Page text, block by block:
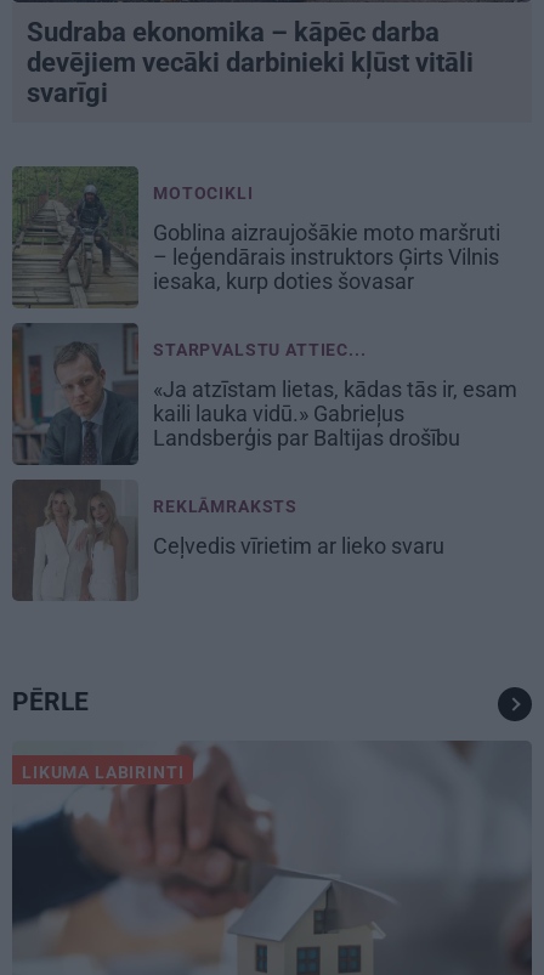
Sudraba ekonomika – kāpēc darba
devējiem vecāki darbinieki kļūst vitāli
svarīgi
MOTOCIKLI
Goblina aizraujošākie moto maršruti
– leģendārais instruktors Ģirts Vilnis
iesaka, kurp doties šovasar
STARPVALSTU ATTIEC...
«Ja atzīstam lietas, kādas tās ir, esam
kaili lauka vidū.» Gabrieļus
Landsberģis par Baltijas drošību
REKLĀMRAKSTS
Ceļvedis vīrietim ar lieko svaru
PĒRLE
LIKUMA LABIRINTI